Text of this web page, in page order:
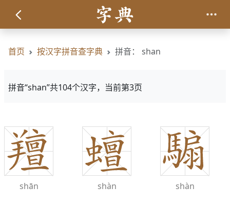
首页 按汉字拼音查字典 拼音： shan
拼音“shan”共104个汉字，当前第3页
shān shàn shàn